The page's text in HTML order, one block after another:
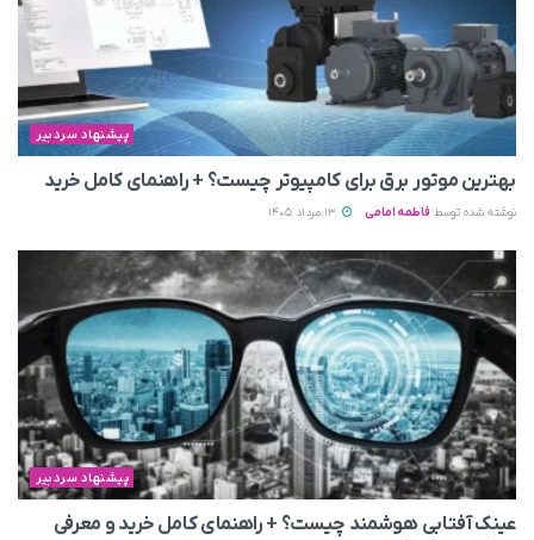
پیشنهاد سردبیر
بهترین موتور برق برای کامپیوتر چیست؟ + راهنمای کامل خرید
نوشته شده توسط فاطمه امامی
پیشنهاد سردبیر
عینک آفتابی هوشمند چیست؟ + راهنمای کامل خرید و معرفی